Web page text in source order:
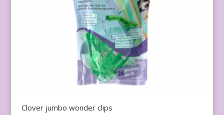
Clover jumbo wonder clips